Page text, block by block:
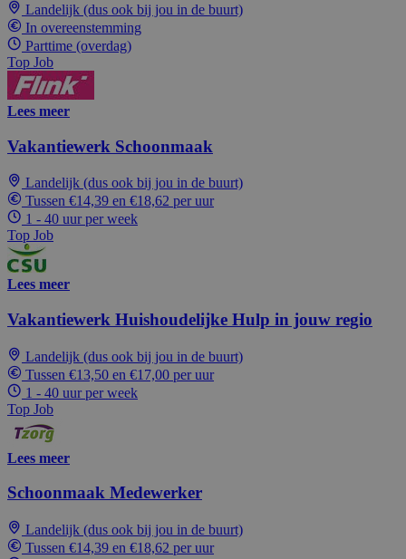
Landelijk (dus ook bij jou in de buurt)
In overeenstemming
Parttime (overdag)
Top Job
Lees meer
Vakantiewerk Schoonmaak
Landelijk (dus ook bij jou in de buurt)
Tussen €14,39 en €18,62 per uur
1 - 40 uur per week
Top Job
Lees meer
Vakantiewerk Huishoudelijke Hulp in jouw regio
Landelijk (dus ook bij jou in de buurt)
Tussen €13,50 en €17,00 per uur
1 - 40 uur per week
Top Job
Lees meer
Schoonmaak Medewerker
Landelijk (dus ook bij jou in de buurt)
Tussen €14,39 en €18,62 per uur